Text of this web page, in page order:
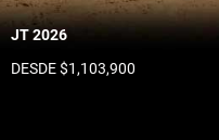
JT 2026
DESDE $1,103,900